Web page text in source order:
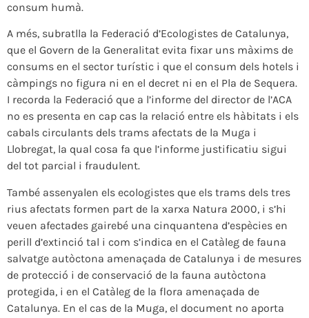
consum humà.
A més, subratlla la Federació d’Ecologistes de Catalunya,
que el Govern de la Generalitat evita fixar uns màxims de
consums en el sector turístic i que el consum dels hotels i
càmpings no figura ni en el decret ni en el Pla de Sequera.
I recorda la Federació que a l’informe del director de l’ACA
no es presenta en cap cas la relació entre els hàbitats i els
cabals circulants dels trams afectats de la Muga i
Llobregat, la qual cosa fa que l’informe justificatiu sigui
del tot parcial i fraudulent.
També assenyalen els ecologistes que els trams dels tres
rius afectats formen part de la xarxa Natura 2000, i s’hi
veuen afectades gairebé una cinquantena d’espècies en
perill d’extinció tal i com s’indica en el Catàleg de fauna
salvatge autòctona amenaçada de Catalunya i de mesures
de protecció i de conservació de la fauna autòctona
protegida, i en el Catàleg de la flora amenaçada de
Catalunya. En el cas de la Muga, el document no aporta